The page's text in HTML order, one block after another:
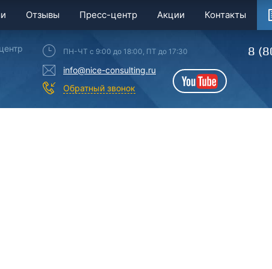
Отзывы Пресс-центр Акции Контакты
ПН-ЧТ с 9:00 до 18:00, ПТ до 17:30
info@nice-consulting.ru
Обратный звонок
YouTube
8